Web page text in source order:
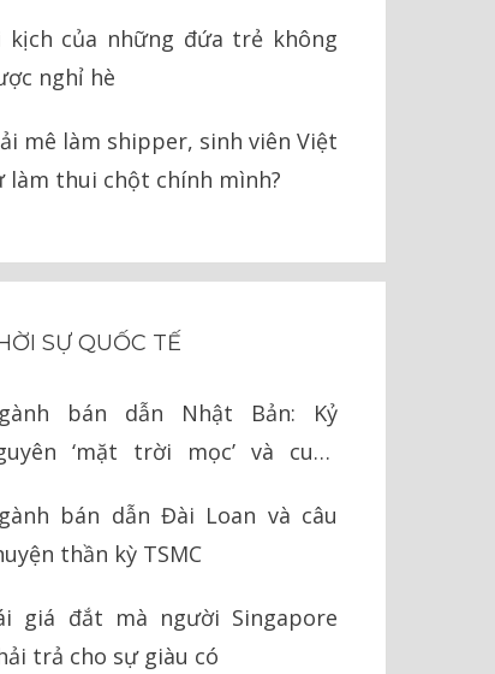
kịch của những đứa trẻ không
nghỉ hè
mê làm shipper, sinh viên Việt
làm thui chột chính mình?
SỰ QUỐC TẾ
bán dẫn Nhật Bản: Kỷ
‘mặt trời mọc’ và cuộc
bán dẫn Đài Loan và câu
thần kỳ TSMC
giá đắt mà người Singapore
trả cho sự giàu có